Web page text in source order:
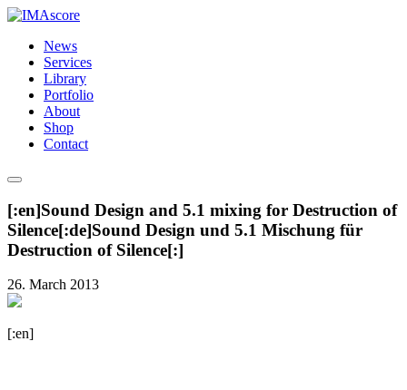
News
Services
Library
Portfolio
About
Shop
Contact
[:en]Sound Design and 5.1 mixing for Destruction of
Silence[:de]Sound Design und 5.1 Mischung für
Destruction of Silence[:]
26. March 2013
[:en]